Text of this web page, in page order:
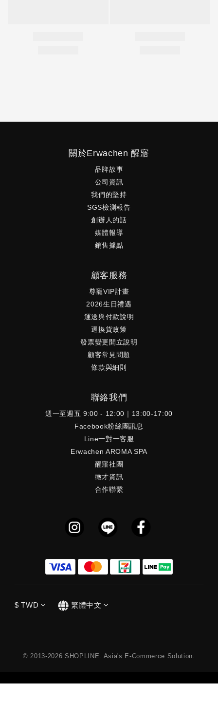
關於Erwachen 醒寤
品牌故事
公司資訊
我們的堅持
SGS檢測報告
創辦人的話
媒體報導
銷售據點
顧客服務
尊寵VIP計畫
2026生日禮遇
運送與付款說明
退換貨政策
發票變更開立說明
顧客常見問題
條款與細則
聯絡我們
週一至週五 9:00 - 12:00｜13:00-17:00
Facebook粉絲團訊息
Line一對一客服
Erwachen AROMA SPA
醒寤社團
徵才資訊
合作聯繫
$ TWD 繁體中文
© 2013-2026 SHOPLINE. Asia's E-Commerce Solution.